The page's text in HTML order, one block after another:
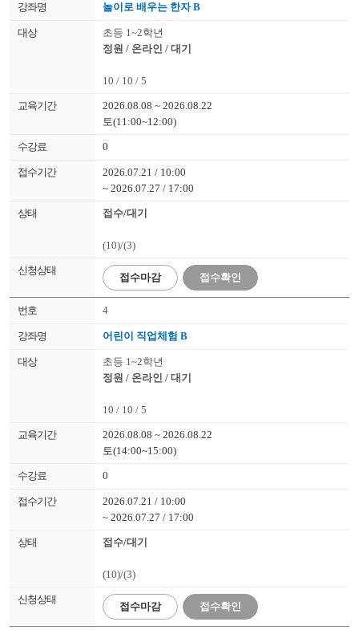
놀이로 배우는 한자 B
초등 1~2학년
정원 / 온라인 / 대기
10 / 10 / 5
2026.08.08 ~ 2026.08.22
토(11:00~12:00)
0
2026.07.21 / 10:00
~ 2026.07.27 / 17:00
접수/대기
(10)/(3)
접수마감 접수확인
4
어린이 직업체험 B
초등 1~2학년
정원 / 온라인 / 대기
10 / 10 / 5
2026.08.08 ~ 2026.08.22
토(14:00~15:00)
0
2026.07.21 / 10:00
~ 2026.07.27 / 17:00
접수/대기
(10)/(3)
접수마감 접수확인